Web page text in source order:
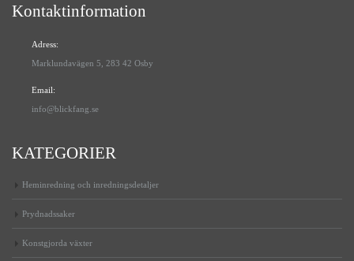
Kontaktinformation
Adress:
Marklundavägen 5, 283 42 Osby
Email:
info@blickfang.se
KATEGORIER
Heminredning och inredningsdetaljer
Prydnadssaker
Konstgjorda växter